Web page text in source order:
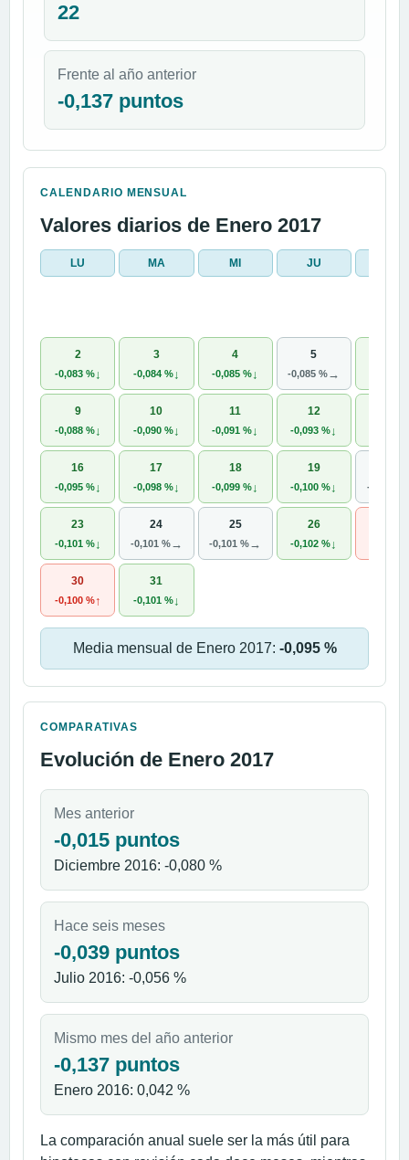
22
Frente al año anterior
-0,137 puntos
CALENDARIO MENSUAL
Valores diarios de Enero 2017
LU MA MI JU
2
-0,083 %↓
3
-0,084 %↓
4
-0,085 % ↓
5
-0,085 %→
9
-0,088 %↓
10
-0,090 %↓
11
-0,091 % ↓
12
-0,093 % ↓
16
-0,095 %↓
17
-0,098 %↓
18
-0,099 % ↓
19
-0,100 % ↓ -0,100 %
23
-0,101 %↓
24
-0,101 %→
25
-0,101 %→
26
-0,102 % ↓
30
-0,100 %↑
31
-0,101 %↓
Media mensual de Enero 2017: -0,095 %
COMPARATIVAS
Evolución de Enero 2017
Mes anterior
-0,015 puntos
Diciembre 2016: -0,080 %
Hace seis meses
-0,039 puntos
Julio 2016: -0,056 %
Mismo mes del año anterior
-0,137 puntos
Enero 2016: 0,042 %
La comparación anual suele ser la más útil para